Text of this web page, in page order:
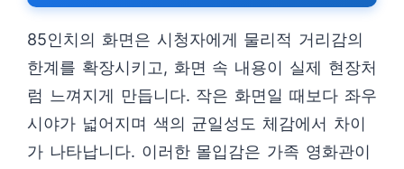
85인치의 화면은 시청자에게 물리적 거리감의
한계를 확장시키고, 화면 속 내용이 실제 현장처
럼 느껴지게 만듭니다. 작은 화면일 때보다 좌우
시야가 넓어지며 색의 균일성도 체감에서 차이
가 나타납니다. 이러한 몰입감은 가족 영화관이